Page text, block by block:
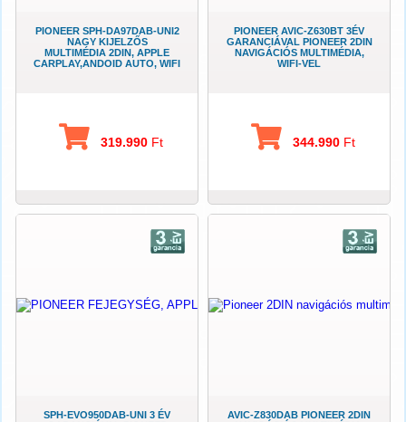
PIONEER SPH-DA97DAB-UNI2
NAGY KIJELZŐS
MULTIMÉDIA 2DIN, APPLE
CARPLAY,ANDOID AUTO, WIFI
319.990 Ft
PIONEER AVIC-Z630BT 3ÉV
GARANCIÁVAL PIONEER 2DIN
NAVIGÁCIÓS MULTIMÉDIA,
WIFI-VEL
344.990 Ft
SPH-EVO950DAB-UNI 3 ÉV
AVIC-Z830DAB PIONEER 2DIN